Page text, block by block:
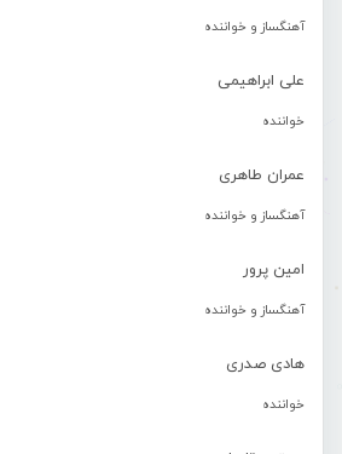
آهنگساز و خواننده
علی ابراهیمی
خواننده
عمران طاهری
آهنگساز و خواننده
امین پرور
آهنگساز و خواننده
هادی صدری
خواننده